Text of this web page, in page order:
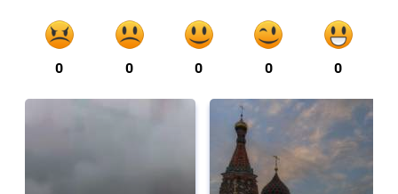
0 0 0 0 0